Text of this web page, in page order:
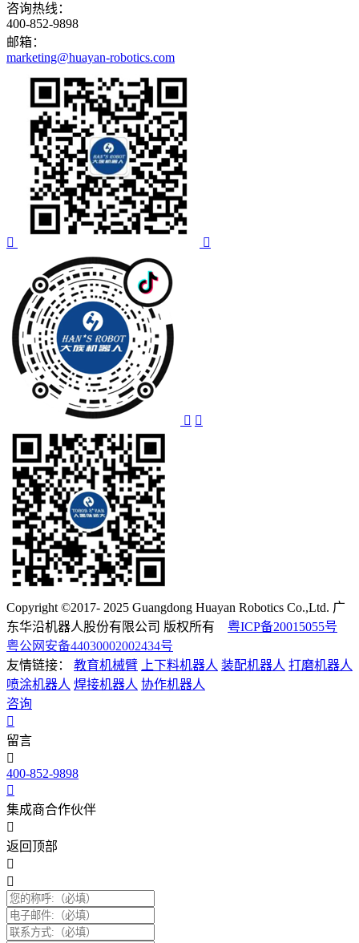
咨询热线：
400-852-9898
邮箱：
marketing@huayan-robotics.com
Copyright ©2017- 2025 Guangdong Huayan Robotics Co.,Ltd. 广
东华沿机器人股份有限公司 版权所有 粤ICP备20015055号
粤公网安备44030002002434号
友情链接：
教育机械臂 上下料机器人 装配机器人 打磨机器人
喷涂机器人 焊接机器人 协作机器人
咨询
留言
400-852-9898
集成商合作伙伴
返回顶部